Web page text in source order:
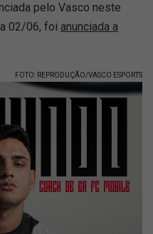
pelo Vasco neste
02/06, foi anunciada a
FOTO: REPRODUÇÃO/VASCO ESPORTS